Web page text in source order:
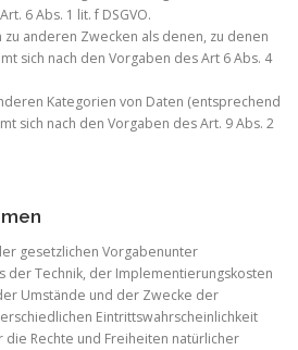
6 Abs. 1 lit. f DSGVO.
anderen Zwecken als denen, zu denen
sich nach den Vorgaben des Art 6 Abs. 4
Kategorien von Daten (entsprechend
sich nach den Vorgaben des Art. 9 Abs. 2
gesetzlichen Vorgabenunter
der Technik, der Implementierungskosten
Umstände und der Zwecke der
Eintrittswahrscheinlichkeit
die Rechte und Freiheiten natürlicher